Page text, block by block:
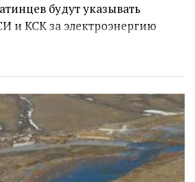
будут указывать
и КСК за электроэнергию